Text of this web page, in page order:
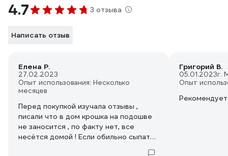
4.7 3 отзыва
Написать отзыв
Елена Р.
27.02.2023
Опыт использования: Несколько
месяцев
Перед покупкой изучала отзывы ,
писали что в дом крошка на подошве
не заносится , по факту нет, все
несётся домой ! Если обильно сыпать
Григорий В.
05.01.2023г.
Опыт